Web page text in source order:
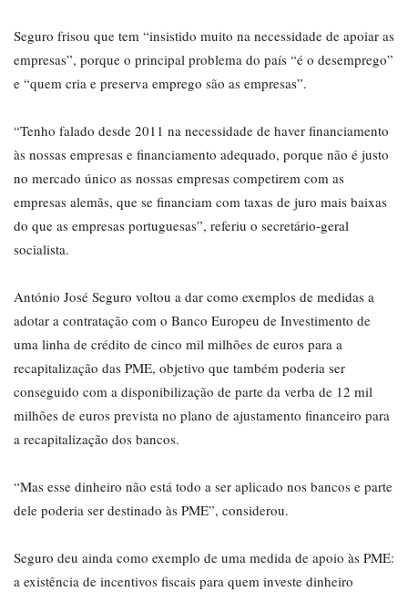
Seguro frisou que tem “insistido muito na necessidade de apoiar as
empresas”, porque o principal problema do país “é o desemprego”
e “quem cria e preserva emprego são as empresas”.
“Tenho falado desde 2011 na necessidade de haver financiamento
às nossas empresas e financiamento adequado, porque não é justo
no mercado único as nossas empresas competirem com as
empresas alemãs, que se financiam com taxas de juro mais baixas
do que as empresas portuguesas”, referiu o secretário-geral
socialista.
António José Seguro voltou a dar como exemplos de medidas a
adotar a contratação com o Banco Europeu de Investimento de
uma linha de crédito de cinco mil milhões de euros para a
recapitalização das PME, objetivo que também poderia ser
conseguido com a disponibilização de parte da verba de 12 mil
milhões de euros prevista no plano de ajustamento financeiro para
a recapitalização dos bancos.
“Mas esse dinheiro não está todo a ser aplicado nos bancos e parte
dele poderia ser destinado às PME”, considerou.
Seguro deu ainda como exemplo de uma medida de apoio às PME:
a existência de incentivos fiscais para quem investe dinheiro